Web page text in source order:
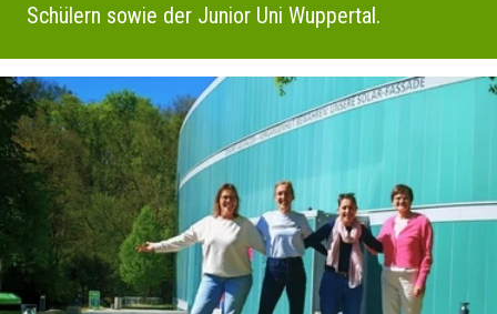
Schülern sowie der Junior Uni Wuppertal.